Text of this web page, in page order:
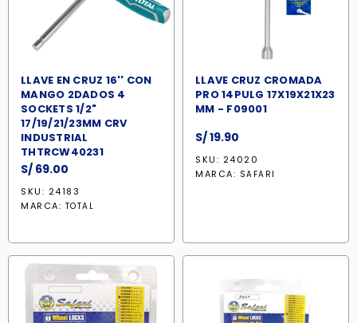
LLAVE EN CRUZ 16'' CON
MANGO 2DADOS 4
SOCKETS 1/2"
17/19/21/23MM CRV
INDUSTRIAL
THTRCW40231
S/ 69.00
SKU: 24183
MARCA: TOTAL
LLAVE CRUZ CROMADA
PRO 14PULG 17X19X21X23
MM - F09001
S/19.90
SKU: 24020
MARCA: SAFARI